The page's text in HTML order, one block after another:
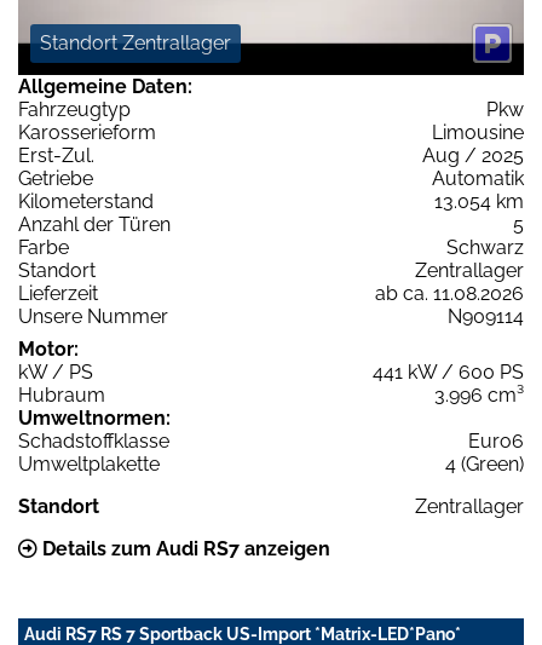
Standort Zentrallager
Allgemeine Daten:
Fahrzeugtyp
Pkw
Karosserieform
Limousine
Erst-Zul.
Aug / 2025
Getriebe
Automatik
Kilometerstand
13.054 km
Anzahl der Türen
5
Farbe
Schwarz
Standort
Zentrallager
Lieferzeit
ab ca. 11.08.2026
Unsere Nummer
N909114
Motor:
kW / PS
441 kW / 600 PS
Hubraum
3.996 cm³
Umweltnormen:
Schadstoffklasse
Euro6
Umweltplakette
4 (Green)
Standort
Zentrallager
Details zum Audi RS7 anzeigen
Audi RS7 RS 7 Sportback US-Import *Matrix-LED*Pano*